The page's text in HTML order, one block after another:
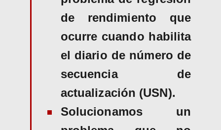
de rendimiento que
ocurre cuando habilita
el diario de número de
secuencia de
actualización (USN).
Solucionamos un